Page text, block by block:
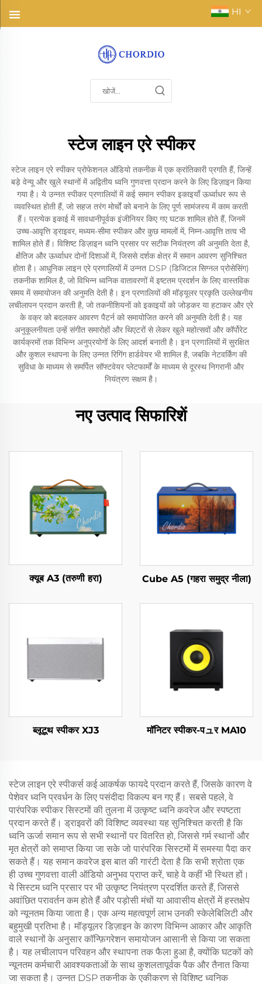
HI
स्टेज लाइन एरे स्पीकर
स्टेज लाइन एरे स्पीकर प्रोफेशनल ऑडियो तकनीक में एक क्रांतिकारी प्रगति हैं, जिन्हें
बड़े वेन्यू और खुले स्थानों में अद्वितीय ध्वनि गुणवत्ता प्रदान करने के लिए डिज़ाइन किया
गया है। ये उन्नत स्पीकर प्रणालियों में कई समान स्पीकर इकाइयाँ ऊर्ध्वाधर रूप से
व्यवस्थित होती हैं, जो सहज तरंग मोर्चों को बनाने के लिए पूर्ण सामंजस्य में काम करती
हैं। प्रत्येक इकाई में सावधानीपूर्वक इंजीनियर किए गए घटक शामिल होते हैं, जिनमें
उच्च-आवृत्ति ड्राइवर, मध्यम-सीमा स्पीकर और कुछ मामलों में, निम्न-आवृत्ति तत्व भी
शामिल होते हैं। विशिष्ट डिज़ाइन ध्वनि प्रसार पर सटीक नियंत्रण की अनुमति देता है,
क्षैतिज और ऊर्ध्वाधर दोनों दिशाओं में, जिससे दर्शक क्षेत्र में समान आवरण सुनिश्चित
होता है। आधुनिक लाइन एरे प्रणालियों में उन्नत DSP (डिजिटल सिग्नल प्रोसेसिंग)
तकनीक शामिल है, जो विभिन्न ध्वनिक वातावरणों में इष्टतम प्रदर्शन के लिए वास्तविक
समय में समायोजन की अनुमति देती है। इन प्रणालियों की मॉड्यूलर प्रकृति उल्लेखनीय
लचीलापन प्रदान करती है, जो तकनीशियनों को इकाइयों को जोड़कर या हटाकर और एरे
के वक्र को बदलकर आवरण पैटर्न को समायोजित करने की अनुमति देती है। यह
अनुकूलनीयता उन्हें संगीत समारोहों और थिएटरों से लेकर खुले महोत्सवों और कॉर्पोरेट
कार्यक्रमों तक विभिन्न अनुप्रयोगों के लिए आदर्श बनाती है। इन प्रणालियों में सुरक्षित
और कुशल स्थापना के लिए उन्नत रिगिंग हार्डवेयर भी शामिल है, जबकि नेटवर्किंग की
सुविधा के माध्यम से समर्पित सॉफ्टवेयर प्लेटफार्मों के माध्यम से दूरस्थ निगरानी और
नियंत्रण सक्षम है।
नए उत्पाद सिफारिशें
क्यूब A3 (तरुणी हरा) Cube A5 (गहरा समुद्र नीला)
ब्लूटूथ स्पीकर XJ3 मॉनिटर स्पीकर-पュर MA10
स्टेज लाइन एरे स्पीकर्स कई आकर्षक फायदे प्रदान करते हैं, जिसके कारण वे
पेशेवर ध्वनि प्रवर्धन के लिए पसंदीदा विकल्प बन गए हैं। सबसे पहले, वे
पारंपरिक स्पीकर सिस्टमों की तुलना में उत्कृष्ट ध्वनि कवरेज और स्पष्टता
प्रदान करते हैं। ड्राइवरों की विशिष्ट व्यवस्था यह सुनिश्चित करती है कि
ध्वनि ऊर्जा समान रूप से सभी स्थानों पर वितरित हो, जिससे गर्म स्थानों और
मृत क्षेत्रों को समाप्त किया जा सके जो पारंपरिक सिस्टमों में समस्या पैदा कर
सकते हैं। यह समान कवरेज इस बात की गारंटी देता है कि सभी श्रोता एक
ही उच्च गुणवत्ता वाली ऑडियो अनुभव प्राप्त करें, चाहे वे कहीं भी स्थित हों।
ये सिस्टम ध्वनि प्रसार पर भी उत्कृष्ट नियंत्रण प्रदर्शित करते हैं, जिससे
अवांछित परावर्तन कम होते हैं और पड़ोसी मंचों या आवासीय क्षेत्रों में हस्तक्षेप
को न्यूनतम किया जाता है। एक अन्य महत्वपूर्ण लाभ उनकी स्केलेबिलिटी और
बहुमुखी प्रतिभा है। मॉड्यूलर डिज़ाइन के कारण विभिन्न आकार और आकृति
वाले स्थानों के अनुसार कॉन्फ़िगरेशन समायोजन आसानी से किया जा सकता
है। यह लचीलापन परिवहन और स्थापना तक फैला हुआ है, क्योंकि घटकों को
न्यूनतम कर्मचारी आवश्यकताओं के साथ कुशलतापूर्वक पैक और तैनात किया
जा सकता है। उन्नत DSP तकनीक के एकीकरण से विशिष्ट ध्वनिक